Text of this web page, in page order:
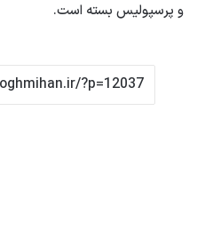
و پرسپولیس بسته است.